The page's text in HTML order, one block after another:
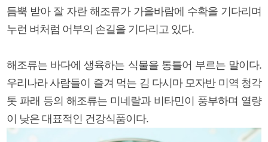
듬뿍 받아 잘 자란 해조류가 가을바람에 수확을 기다리며
누런 벼처럼 어부의 손길을 기다리고 있다.
해조류는 바다에 생육하는 식물을 통틀어 부르는 말이다.
우리나라 사람들이 즐겨 먹는 김 다시마 모자반 미역 청각
톳 파래 등의 해조류는 미네랄과 비타민이 풍부하며 열량
이 낮은 대표적인 건강식품이다.